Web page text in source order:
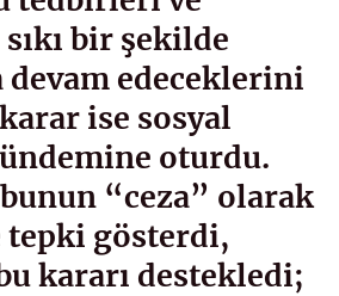
bir şekilde
devam edeceklerini
ise sosyal
oturdu.
“ceza” olarak
gösterdi,
kararı destekledi;